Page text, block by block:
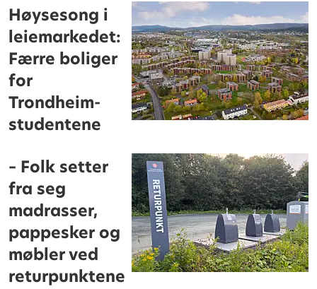
Høysesong i
leiemarkedet:
Færre boliger
for
Trondheim-
studentene
– Folk setter
fra seg
madrasser,
pappesker og
møbler ved
returpunktene